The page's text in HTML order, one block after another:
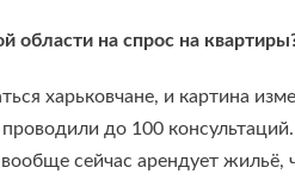
области на спрос на
харьковчане, и картина
до 100
вообще сейчас арендует